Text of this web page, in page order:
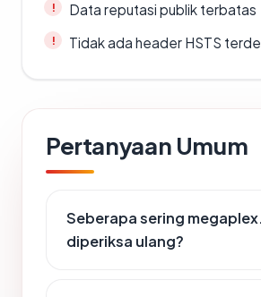
Data reputasi publik terbatas
Tidak ada header HSTS
Pertanyaan Umum
Seberapa sering
diperiksa ulang?